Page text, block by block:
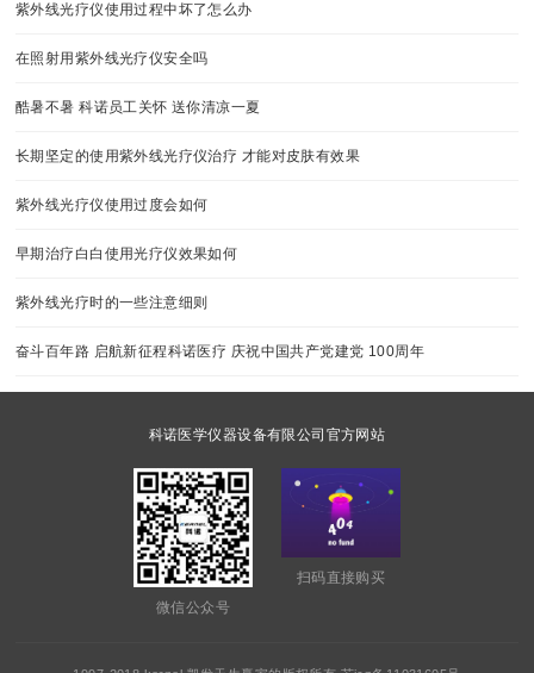
紫外线光疗仪使用过程中坏了怎么办
在照射用紫外线光疗仪安全吗
酷暑不暑 科诺员工关怀 送你清凉一夏
长期坚定的使用紫外线光疗仪治疗 才能对皮肤有效果
紫外线光疗仪使用过度会如何
早期治疗白白使用光疗仪效果如何
紫外线光疗时的一些注意细则
奋斗百年路 启航新征程科诺医疗 庆祝中国共产党建党 100周年
科诺医学仪器设备有限公司官方网站
微信公众号
扫码直接购买